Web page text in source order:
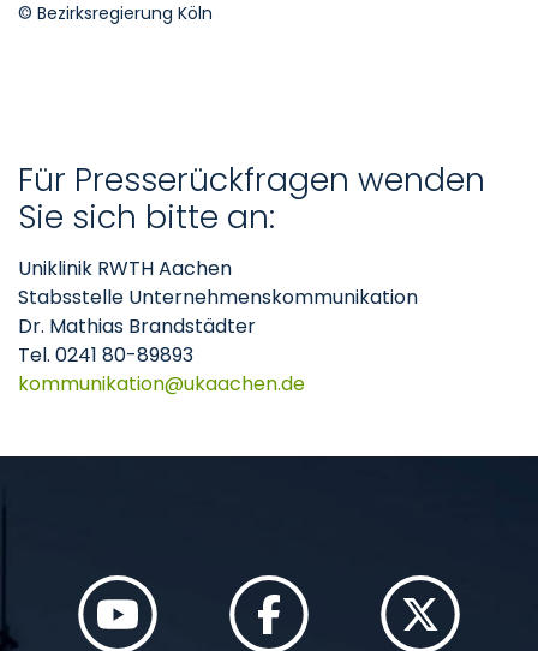
© Bezirksregierung Köln
Für Presserückfragen wenden
Sie sich bitte an:
Uniklinik RWTH Aachen
Stabsstelle Unternehmenskommunikation
Dr. Mathias Brandstädter
Tel. 0241 80-89893
kommunikation
ukaachende